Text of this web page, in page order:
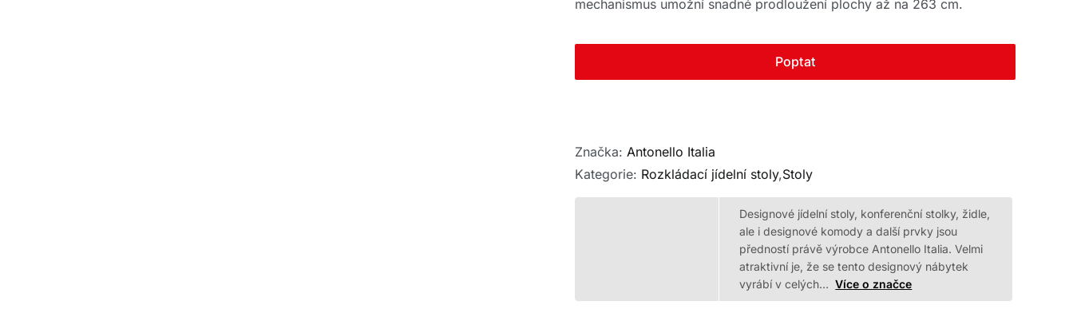
mechanismus umožní snadné prodloužení plochy až na 263 cm.
Poptat
Značka: Antonello Italia
Kategorie: Rozkládací jídelní stoly,Stoly
Designové jídelní stoly, konferenční stolky, židle,
ale i designové komody a další prvky jsou
předností právě výrobce Antonello Italia. Velmi
atraktivní je, že se tento designový nábytek
vyrábí v celých… Více o značce